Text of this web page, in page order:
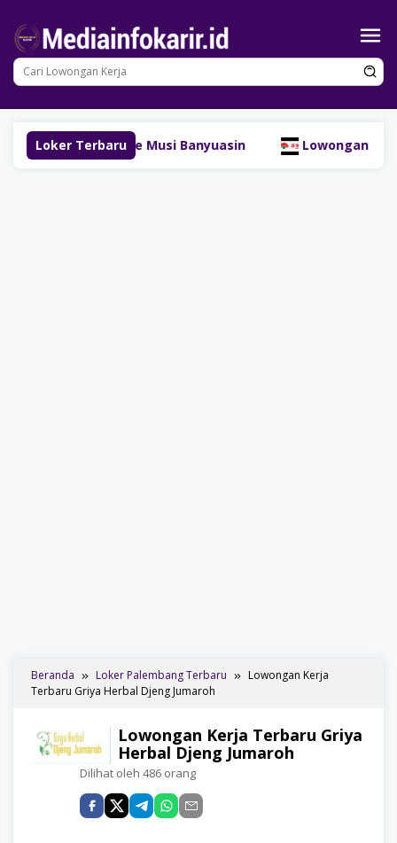
konten
Loker Terbaru
Site Musi Banyuasin Lowongan Kerja
Beranda Loker Palembang Terbaru
Lowongan Kerja
Terbaru Griya Herbal Djeng Jumaroh
Lowongan Kerja Terbaru Griya
Herbal Djeng Jumaroh
Dilihat oleh 486 orang